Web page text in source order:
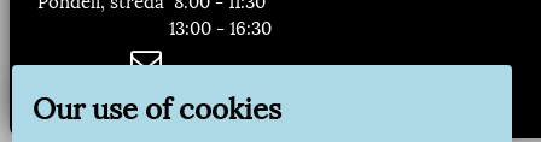
13:00 - 16:30
Zasílání novinek:
Přihlásit odběr
Our use of cookies